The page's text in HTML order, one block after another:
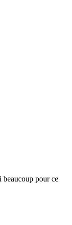
beaucoup pour ce